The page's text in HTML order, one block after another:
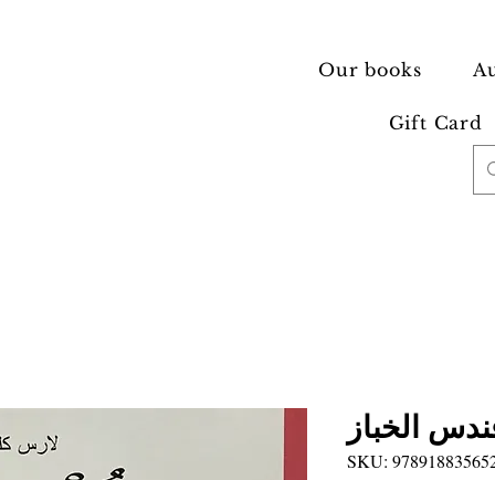
Our books
Gift Card
الخباز
SKU: